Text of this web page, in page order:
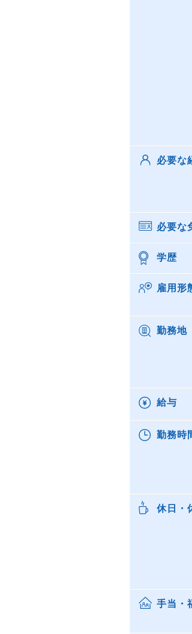
必要な
必要な
学歴
雇用形
勤務地
給与
勤務時
休日・
手当・